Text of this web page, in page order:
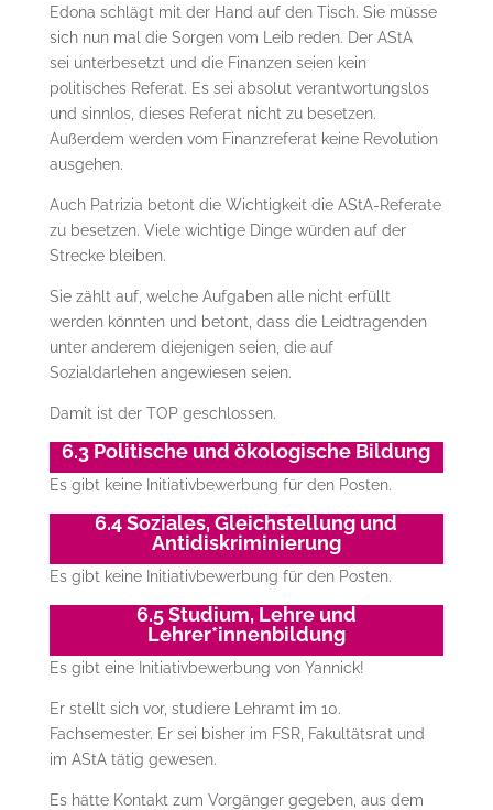
Edona schlägt mit der Hand auf den Tisch. Sie müsse
sich nun mal die Sorgen vom Leib reden. Der AStA
sei unterbesetzt und die Finanzen seien kein
politisches Referat. Es sei absolut verantwortungslos
und sinnlos, dieses Referat nicht zu besetzen.
Außerdem werden vom Finanzreferat keine Revolution
ausgehen.
Auch Patrizia betont die Wichtigkeit die AStA-Referate
zu besetzen. Viele wichtige Dinge würden auf der
Strecke bleiben.
Sie zählt auf, welche Aufgaben alle nicht erfüllt
werden könnten und betont, dass die Leidtragenden
unter anderem diejenigen seien, die auf
Sozialdarlehen angewiesen seien.
Damit ist der TOP geschlossen.
6.3 Politische und ökologische Bildung
Es gibt keine Initiativbewerbung für den Posten.
6.4 Soziales, Gleichstellung und
Antidiskriminierung
Es gibt keine Initiativbewerbung für den Posten.
6.5 Studium, Lehre und
Lehrer*innenbildung
Es gibt eine Initiativbewerbung von Yannick!
Er stellt sich vor, studiere Lehramt im 10.
Fachsemester. Er sei bisher im FSR, Fakultätsrat und
im AStA tätig gewesen.
Es hätte Kontakt zum Vorgänger gegeben, aus dem